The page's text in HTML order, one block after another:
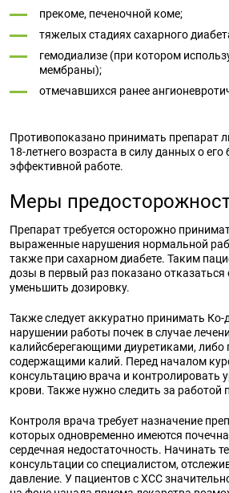
прекоме, печеночной коме;
тяжелых стадиях сахарного
гемодиализе (при котором
мембраны);
отмечавшихся ранее
Противопоказано принимать препарат
18-летнего возраста в силу данных о его
эффективной работе.
Меры
Препарат требуется осторожно
выраженные нарушения нормальной
также при сахарном диабете. Таким
дозы в первый раз показано
уменьшить дозировку.
Также следует аккуратно принимать Ко-
нарушении работы почек в случае
калийсберегающими диуретиками, либо
содержащими калий. Перед началом
консультацию врача и контролировать
крови. Также нужно следить за работой
Контроля врача требует назначение
которых одновременно имеются
сердечная недостаточность. Начинать
консультации со специалистом,
давление. У пациентов с ХСС